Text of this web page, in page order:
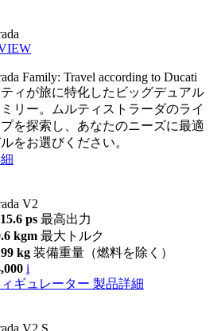
Family: Travel according to Ducati
ティが旅に特化したビッグデュアル
リー。ムルティストラーダのライ
を探索し、あなたのニーズに最適
をお選びください。
V2
ps 最高出力
kgm 最大トルク
kg 装備重量（燃料を除く）
i
ギュレーター 製品詳細
V2 S